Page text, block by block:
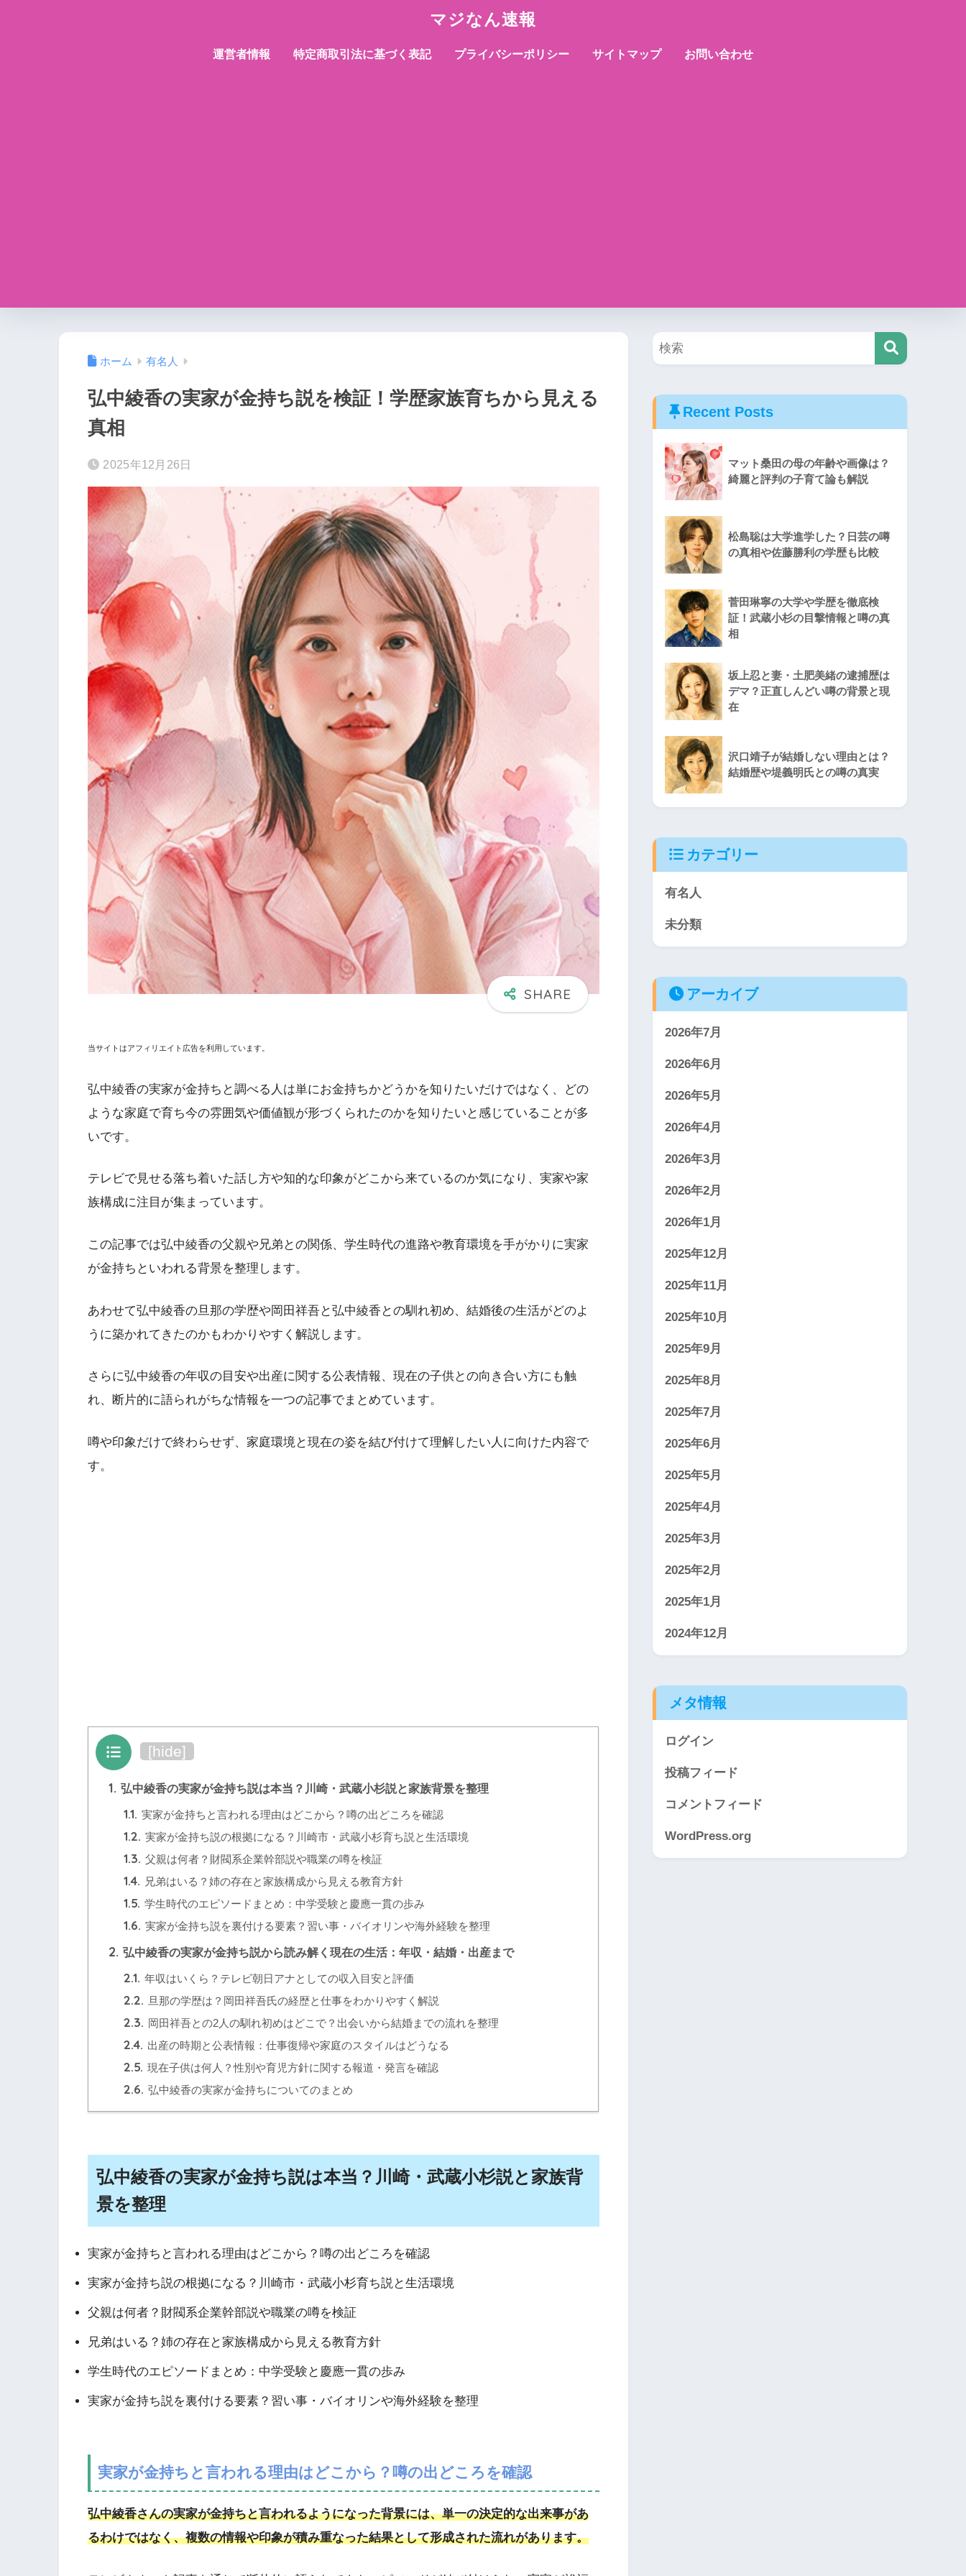
マジなん速報
運営者情報 特定商取引法に基づく表記 プライバシーポリシー サイトマップ お問い合わせ
ホーム 有名人
弘中綾香の実家が金持ち説を検証！学歴家族育ちから見える
真相
2025年12月26日
当サイトはアフィリエイト広告を利用しています。
弘中綾香の実家が金持ちと調べる人は単にお金持ちかどうかを知りたいだけではなく、どの
ような家庭で育ち今の雰囲気や価値観が形づくられたのかを知りたいと感じていることが多
いです。
テレビで見せる落ち着いた話し方や知的な印象がどこから来ているのか気になり、実家や家
族構成に注目が集まっています。
この記事では弘中綾香の父親や兄弟との関係、学生時代の進路や教育環境を手がかりに実家
が金持ちといわれる背景を整理します。
あわせて弘中綾香の旦那の学歴や岡田祥吾と弘中綾香との馴れ初め、結婚後の生活がどのよ
うに築かれてきたのかもわかりやすく解説します。
さらに弘中綾香の年収の目安や出産に関する公表情報、現在の子供との向き合い方にも触
れ、断片的に語られがちな情報を一つの記事でまとめています。
噂や印象だけで終わらせず、家庭環境と現在の姿を結び付けて理解したい人に向けた内容で
す。
目次 [hide]
1. 弘中綾香の実家が金持ち説は本当？川崎・武蔵小杉説と家族背景を整理
1.1. 実家が金持ちと言われる理由はどこから？噂の出どころを確認
1.2. 実家が金持ち説の根拠になる？川崎市・武蔵小杉育ち説と生活環境
1.3. 父親は何者？財閥系企業幹部説や職業の噂を検証
1.4. 兄弟はいる？姉の存在と家族構成から見える教育方針
1.5. 学生時代のエピソードまとめ：中学受験と慶應一貫の歩み
1.6. 実家が金持ち説を裏付ける要素？習い事・バイオリンや海外経験を整理
2. 弘中綾香の実家が金持ち説から読み解く現在の生活：年収・結婚・出産まで
2.1. 年収はいくら？テレビ朝日アナとしての収入目安と評価
2.2. 旦那の学歴は？岡田祥吾氏の経歴と仕事をわかりやすく解説
2.3. 岡田祥吾との2人の馴れ初めはどこで？出会いから結婚までの流れを整理
2.4. 出産の時期と公表情報：仕事復帰や家庭のスタイルはどうなる
2.5. 現在子供は何人？性別や育児方針に関する報道・発言を確認
2.6. 弘中綾香の実家が金持ちについてのまとめ
弘中綾香の実家が金持ち説は本当？川崎・武蔵小杉説と家族背
景を整理
実家が金持ちと言われる理由はどこから？噂の出どころを確認
実家が金持ち説の根拠になる？川崎市・武蔵小杉育ち説と生活環境
父親は何者？財閥系企業幹部説や職業の噂を検証
兄弟はいる？姉の存在と家族構成から見える教育方針
学生時代のエピソードまとめ：中学受験と慶應一貫の歩み
実家が金持ち説を裏付ける要素？習い事・バイオリンや海外経験を整理
実家が金持ちと言われる理由はどこから？噂の出どころを確認
弘中綾香さんの実家が金持ちと言われるようになった背景には、単一の決定的な出来事があ
るわけではなく、複数の情報や印象が積み重なった結果として形成された流れがあります。
Recent Posts
マット桑田の母の年齢や画像は？
綺麗と評判の子育て論も解説
松島聡は大学進学した？日芸の噂
の真相や佐藤勝利の学歴も比較
菅田琳寧の大学や学歴を徹底検
証！武蔵小杉の目撃情報と噂の真
相
坂上忍と妻・土肥美緒の逮捕歴は
デマ？正直しんどい噂の背景と現
在
沢口靖子が結婚しない理由とは？
結婚歴や堤義明氏との噂の真実
カテゴリー
有名人
未分類
アーカイブ
2026年7月
2026年6月
2026年5月
2026年4月
2026年3月
2026年2月
2026年1月
2025年12月
2025年11月
2025年10月
2025年9月
2025年8月
2025年7月
2025年6月
2025年5月
2025年4月
2025年3月
2025年2月
2025年1月
2024年12月
メタ情報
ログイン
投稿フィード
コメントフィード
WordPress.org